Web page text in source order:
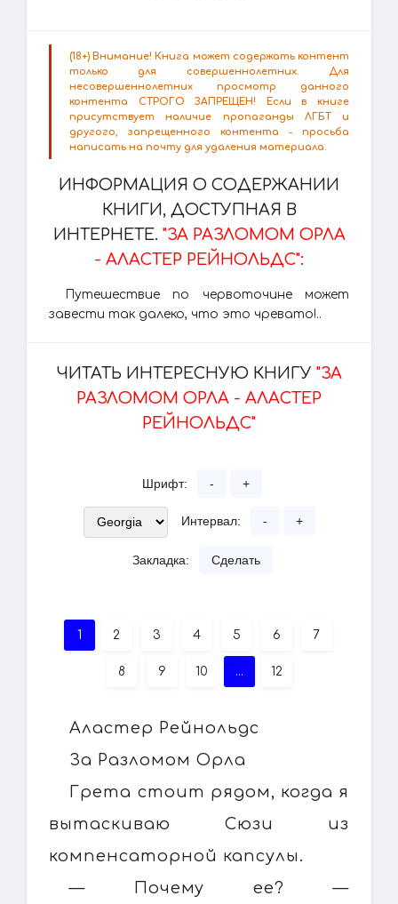
(18+) Внимание! Книга может содержать контент
только для совершеннолетних. Для
несовершеннолетних просмотр данного
контента СТРОГО ЗАПРЕЩЕН! Если в книге
присутствует наличие пропаганды ЛГБТ и
другого, запрещенного контента - просьба
написать на почту для удаления материала.
ИНФОРМАЦИЯ О СОДЕРЖАНИИ
КНИГИ, ДОСТУПНАЯ В
ИНТЕРНЕТЕ. "ЗА РАЗЛОМОМ ОРЛА
- АЛАСТЕР РЕЙНОЛЬДС":
Путешествие по червоточине может
завести так далеко, что это чревато!..
ЧИТАТЬ ИНТЕРЕСНУЮ КНИГУ "ЗА
РАЗЛОМОМ ОРЛА - АЛАСТЕР
РЕЙНОЛЬДС"
Шрифт: - +
Интервал: - +
Закладка: Сделать
1 2 3 4 5 6 7
8 9 10 ... 12
Аластер Рейнольдс
За Разломом Орла
Грета стоит рядом, когда я
вытаскиваю Сюзи из
компенсаторной капсулы.
— Почему ее? —